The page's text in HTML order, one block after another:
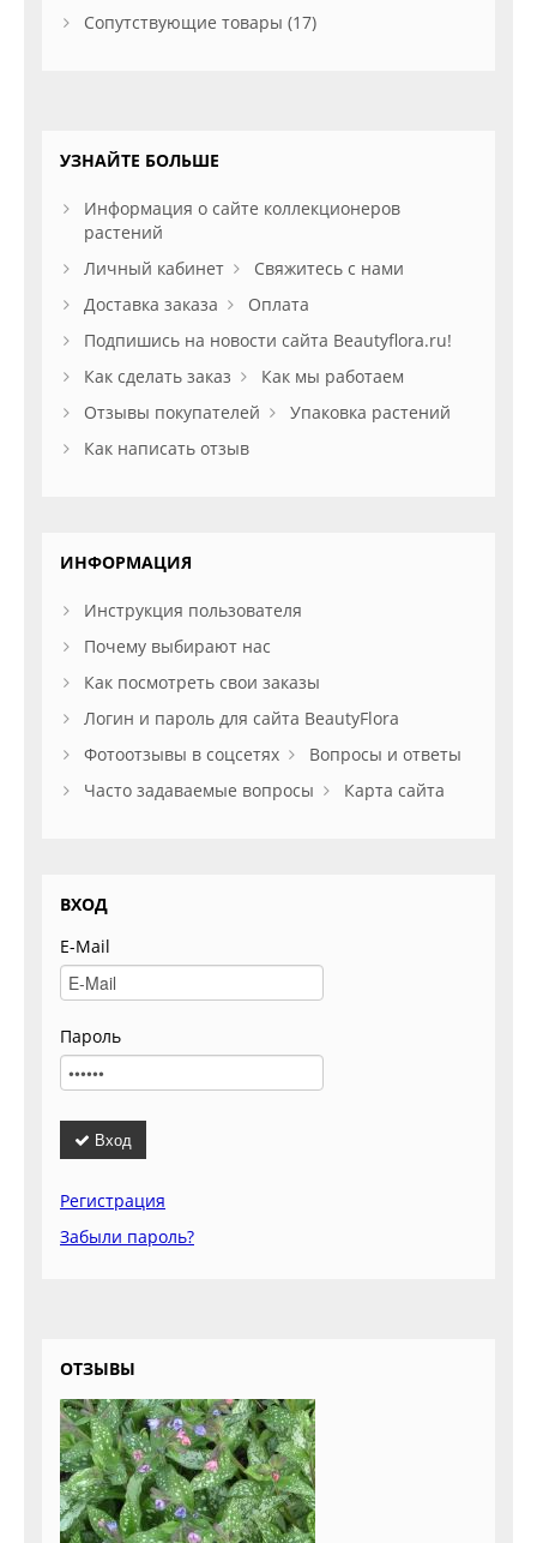
Сопутствующие товары (17)
УЗНАЙТЕ БОЛЬШЕ
Информация о сайте коллекционеров
растений
Личный кабинет
Свяжитесь с нами
Доставка заказа
Оплата
Подпишись на новости сайта Beautyflora.ru!
Как сделать заказ
Как мы работаем
Отзывы покупателей
Упаковка растений
Как написать отзыв
ИНФОРМАЦИЯ
Инструкция пользователя
Почему выбирают нас
Как посмотреть свои заказы
Логин и пароль для сайта BeautyFlora
Фотоотзывы в соцсетях
Вопросы и ответы
Часто задаваемые вопросы
Карта сайта
ВХОД
E-Mail
Пароль
Вход
Регистрация
Забыли пароль?
ОТЗЫВЫ